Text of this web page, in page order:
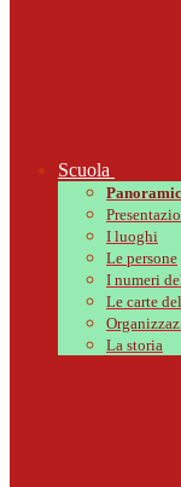
Scuola
I luoghi
Le persone
I numeri
Le carte
La storia